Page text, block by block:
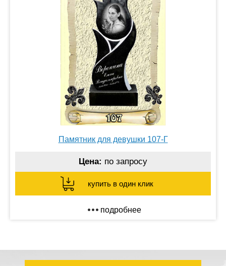
Памятник для девушки 107-Г
Цена: по запросу
купить в один клик
подробнее